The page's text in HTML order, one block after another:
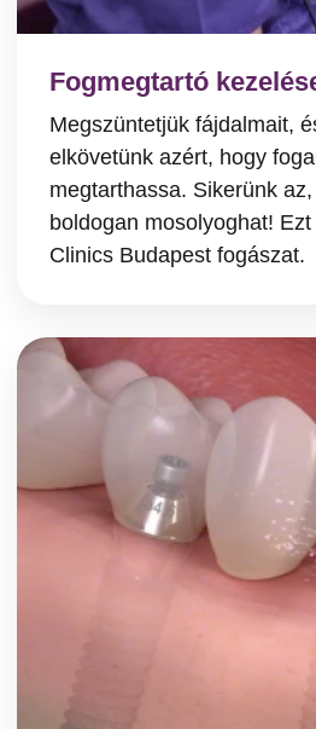
Fogmegtartó
Megszüntetjük fájdalmait,
elkövetünk azért, hogy
megtarthassa. Sikerünk
boldogan mosolyoghat!
Clinics Budapest fogászat.